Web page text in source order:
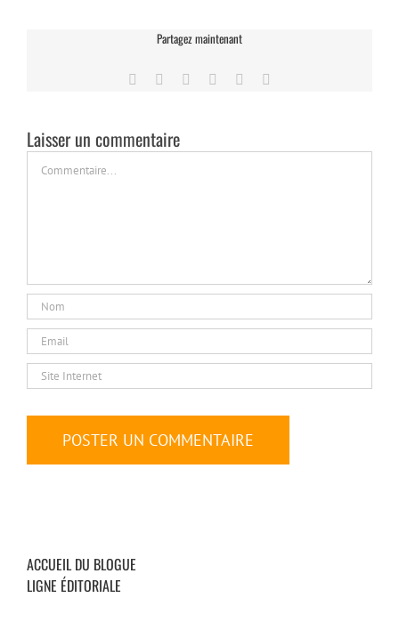
Partagez maintenant
Facebook
TwitterLinkedIn
TumblrPinterest
Laisser un commentaire
ACCUEIL DU BLOGUE
LIGNE ÉDITORIALE